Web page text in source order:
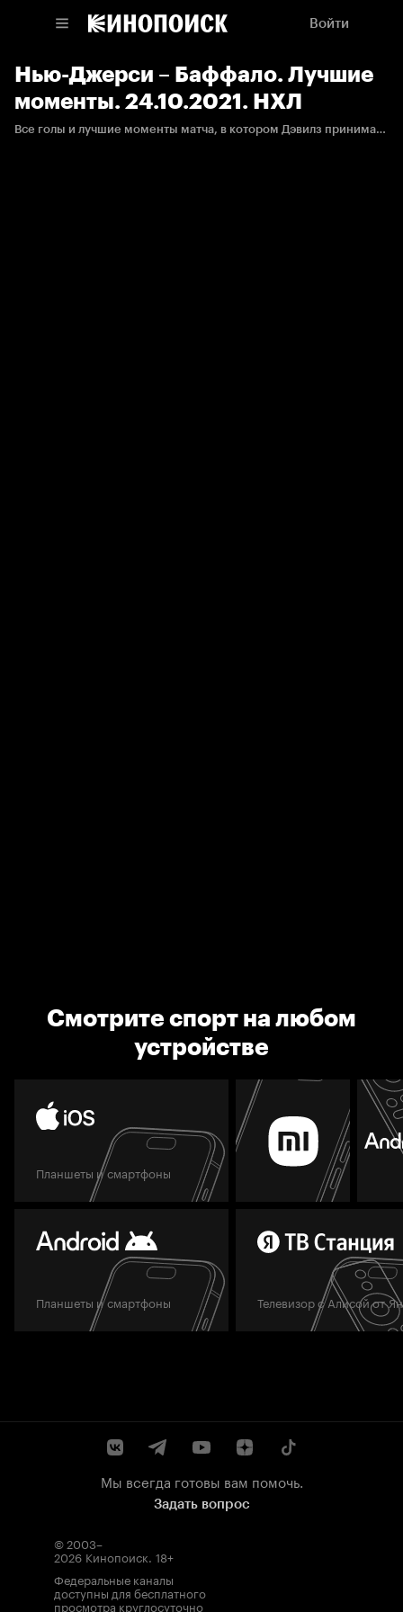
Войти
Нью-Джерси – Баффало. Лучшие
моменты. 24.10.2021. НХЛ
Все голы и лучшие моменты матча, в котором Дэвилз принимали Сэйбрз
Смотрите спорт на любом
устройстве
Планшеты и смартфоны
Планшеты и смартфоны Телевизор с Алисой от
Мы всегда готовы вам помочь.
Задать вопрос
© 2003–
2026 Кинопоиск. 18+
Федеральные каналы
доступны для бесплатного
просмотра круглосуточно